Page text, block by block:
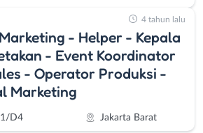
- Helper - Kepala
- Event Koordinator
- Operator Produksi -
Marketing
D4 Jakarta Barat
4 tahun lalu